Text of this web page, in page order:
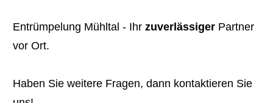
Entrümpelung Mühltal - Ihr zuverlässiger Partner
vor Ort.
Haben Sie weitere Fragen, dann kontaktieren Sie